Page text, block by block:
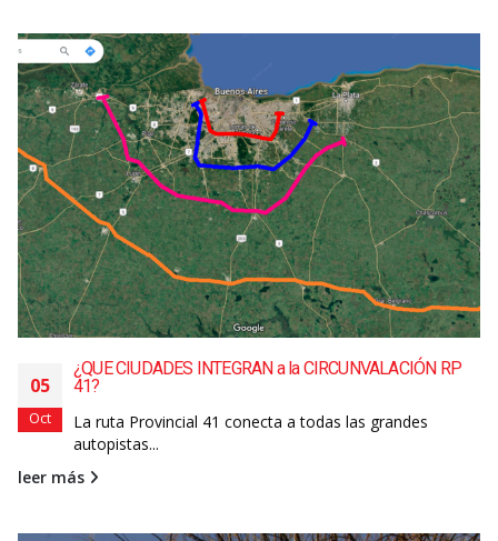
05
Oct
¿QUE CIUDADES INTEGRAN a la CIRCUNVALACIÓN RP
41?
La ruta Provincial 41 conecta a todas las grandes
autopistas...
leer más